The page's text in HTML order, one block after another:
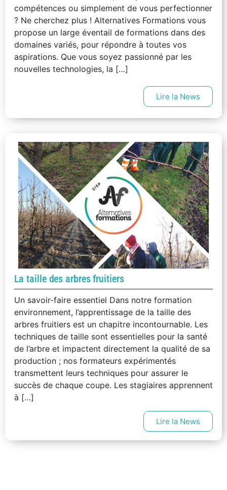
compétences ou simplement de vous perfectionner
? Ne cherchez plus ! Alternatives Formations vous
propose un large éventail de formations dans des
domaines variés, pour répondre à toutes vos
aspirations. Que vous soyez passionné par les
nouvelles technologies, la […]
Lire la News
La taille des arbres fruitiers
Un savoir-faire essentiel Dans notre formation
environnement, l’apprentissage de la taille des
arbres fruitiers est un chapitre incontournable. Les
techniques de taille sont essentielles pour la santé
de l’arbre et impactent directement la qualité de sa
production ; nos formateurs expérimentés
transmettent leurs techniques pour assurer le
succès de chaque coupe. Les stagiaires apprennent
à […]
Lire la News